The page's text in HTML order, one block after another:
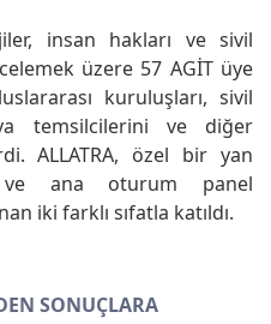
insan hakları ve sivil
üzere 57 AGİT üye
kuruluşları, sivil
temsilcilerini ve diğer
ALLATRA, özel bir yan
ve ana oturum panel
iki farklı sıfatla katıldı.
SONUÇLARA